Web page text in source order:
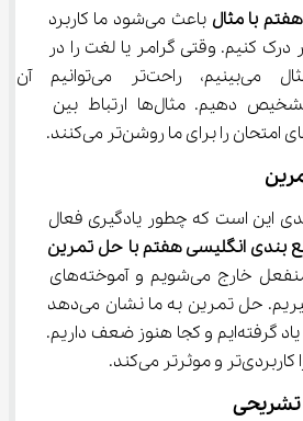
با مثال
باعث می‌شود ما کاربرد
درک کنیم. وقتی گرامر یا لغت را در
قالب جمله و مثال می‌بینیم،
سوال‌های امتحانی تشخیص دهیم. مثال‌ها ارتباط بین
مهم در جمع‌بندی این است که چطور یادگیری فعال
بندی انگلیسی هفتم با حل تمرین
ما از حالت مطالعه منفعل خارج می‌شویم و آموخته‌های
خودمان را به‌کار می‌گیریم. حل تمرین به ما نشان می‌دهد
کدام بخش‌ها را خوب یاد گرفته‌ایم و کجا هنوز ضعف داریم.